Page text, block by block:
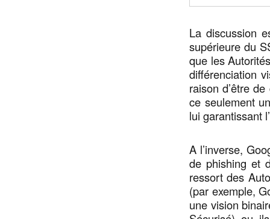
La discussion
supérieure du
que les
différenciation
raison d’être
ce seulement
lui garantissant
A l’inverse,
de phishing et
ressort des
(par exemple,
une vision